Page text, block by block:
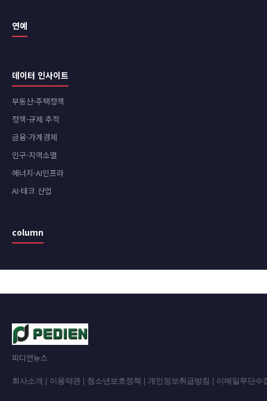
연예
데이터 인사이트
부동산·주택정책
정책·규제 추적
금융·가계경제
인구·지역소멸
에너지·AI인프라
AI·테크 산업
column
피디언뉴스
회사소개 이용약관 청소년보호정책 개인정보취급방침 이메일무단수